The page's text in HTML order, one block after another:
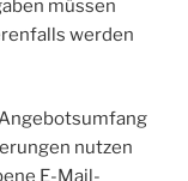
müssen
werden
nutzen
E-Mail-